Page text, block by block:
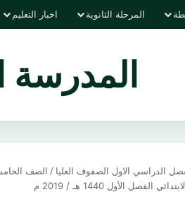
المرحلة الثانوية اخبار التعليم
المدرسة
الدراسي الاول الصفوف العليا / الصف
الأول 1440 هـ / 2019 م